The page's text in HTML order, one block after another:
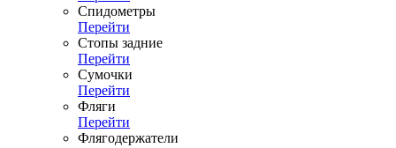
Спидометры
Перейти
Стопы задние
Перейти
Сумочки
Перейти
Фляги
Перейти
Флягодержатели